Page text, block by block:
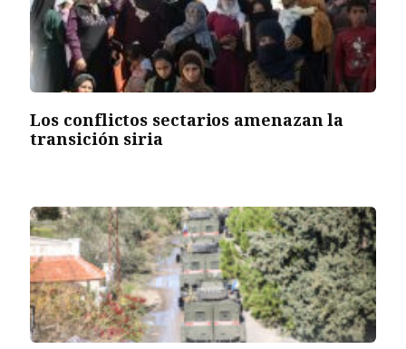
Los conflictos sectarios amenazan la
transición siria